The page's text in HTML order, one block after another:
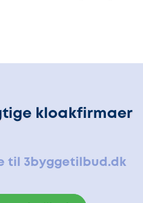
kloakfirmaer
til 3byggetilbud.dk